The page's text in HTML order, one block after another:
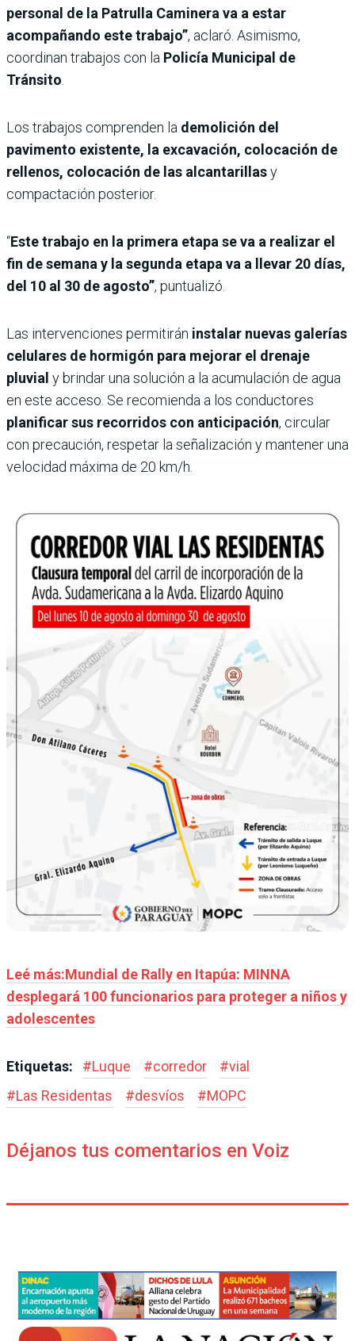
personal de la Patrulla Caminera va a estar
acompañando este trabajo”, aclaró. Asimismo,
coordinan trabajos con la Policía Municipal de
Tránsito.
Los trabajos comprenden la demolición del
pavimento existente, la excavación, colocación de
rellenos, colocación de las alcantarillasy
compactación posterior.
“Este trabajo en la primera etapa se va a realizar el
fin de semana y la segunda etapa va a llevar 20 días,
del 10 al 30 de agosto”, puntualizó.
Las intervenciones permitirán instalar nuevas galerías
celulares de hormigón para mejorar el drenaje
pluvial y brindar una solución a la acumulación de agua
en este acceso. Se recomienda a los conductores
planificar sus recorridos con anticipación, circular
con precaución, respetar la señalización y mantener una
velocidad máxima de 20 km/h.
Leé más:Mundial de Rally en Itapúa: MINNA
desplegará 100 funcionarios para proteger a niños y
adolescentes
Etiquetas: #Luque #corredor #vial
#Las Residentas #desvíos #MOPC
Déjanos tus comentarios en Voiz